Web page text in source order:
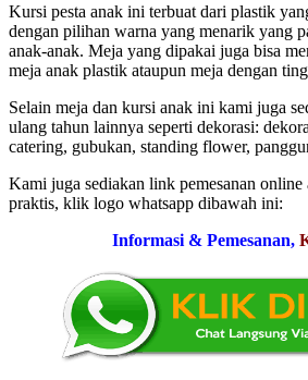
Kursi pesta anak ini terbuat dari plastik
dengan pilihan warna yang menarik yang
anak-anak. Meja yang dipakai juga bisa
meja anak plastik ataupun meja dengan
Selain meja dan kursi anak ini kami juga
ulang tahun lainnya seperti dekorasi:
catering, gubukan, standing flower,
Kami juga sediakan link pemesanan online
praktis, klik logo whatsapp dibawah ini:
Informasi & Pemesanan,